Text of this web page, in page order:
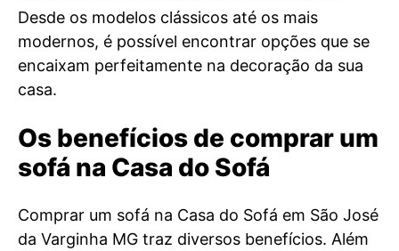
Desde os modelos clássicos até os mais
modernos, é possível encontrar opções que se
encaixam perfeitamente na decoração da sua
casa.
Os benefícios de comprar um
sofá na Casa do Sofá
Comprar um sofá na Casa do Sofá em São José
da Varginha MG traz diversos benefícios. Além